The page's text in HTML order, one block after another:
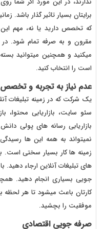
برایتان بسیار تاثیر گذار باشد.
که تخصص دارید یا نه، مهم
مقرون و به صرفه تمام شود.
میکنید و همچنین میتوانید
است را انتخاب کنید.
عدم نیاز به تجربه و تخصص
یک شرکت که در زمینه تبلیغات
سئو سایت، بازاریابی محتوا،
بازاریابی رسانه های پولی
نمیتواند به همه این ها
زمینه ها کار بسیار سختی است.
های تبلیغات آنلاین ارجاء دهید.
جویی بسیاری انجام دهید.
کارتان باعث میشود تا هر
موفقیت را بچشید.
صرفه جویی اقتصادی